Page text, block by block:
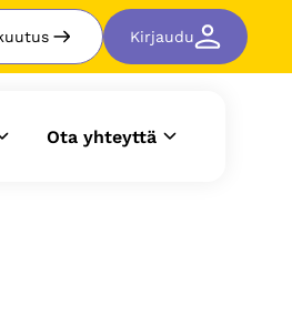
Kirjaudu
Ota yhteyttä